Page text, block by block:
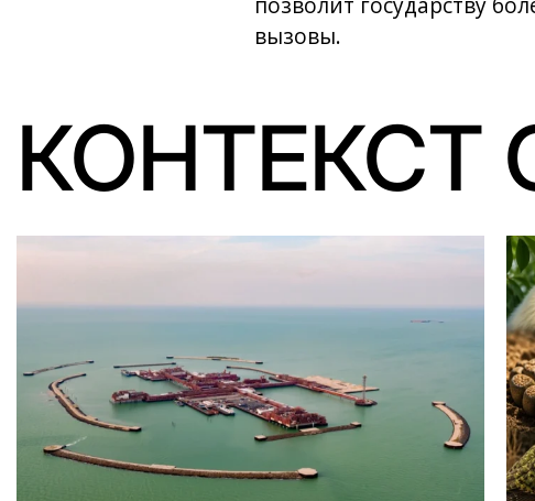
вызовы.
КОНТЕКСТ